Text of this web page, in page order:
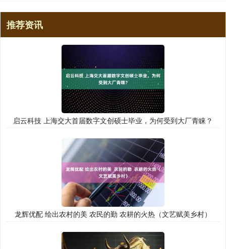
推荐资讯
启云科技 上海交大首届数字文创硕士毕业，为何受到大厂青睐？
龙辉优配 绘出农村的美 农民的勤 农耕的火热（文艺赋美乡村）